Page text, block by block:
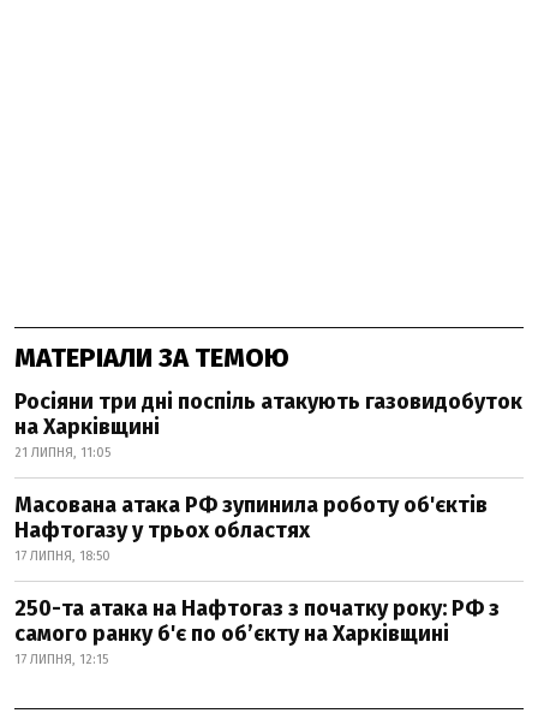
МАТЕРІАЛИ ЗА ТЕМОЮ
Росіяни три дні поспіль атакують газовидобуток
на Харківщині
21 ЛИПНЯ, 11:05
Масована атака РФ зупинила роботу об'єктів
Нафтогазу у трьох областях
17 ЛИПНЯ, 18:50
250-та атака на Нафтогаз з початку року: РФ з
самого ранку б'є по об’єкту на Харківщині
17 ЛИПНЯ, 12:15